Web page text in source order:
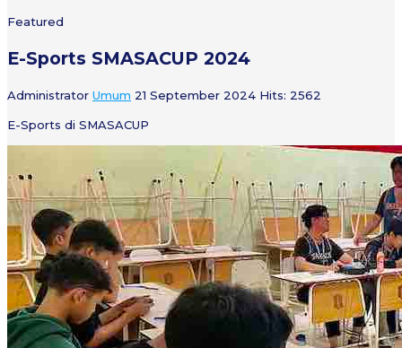
Featured
E-Sports SMASACUP 2024
Administrator Umum 21 September 2024 Hits: 2562
E-Sports di SMASACUP